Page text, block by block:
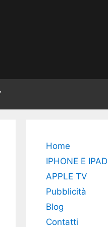
Home
IPHONE E IPAD
APPLE TV
Pubblicità
Blog
Contatti